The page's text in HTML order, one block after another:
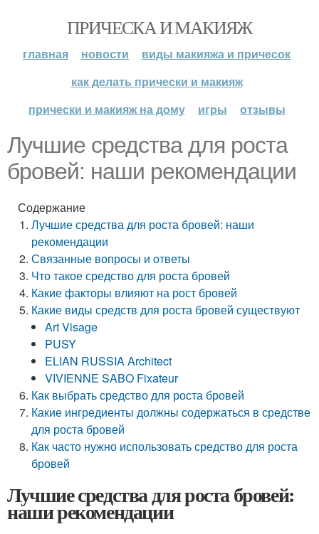
ПРИЧЕСКА И МАКИЯЖ
главная новости
виды макияжа и причесок
как делать прически и макияж
прически и макияж на дому
игры отзывы
Лучшие средства для роста
бровей: наши рекомендации
Содержание
Лучшие средства для роста бровей: наши
рекомендации
Связанные вопросы и ответы
Что такое средство для роста бровей
Какие факторы влияют на рост бровей
Какие виды средств для роста бровей существуют
Art Visage
PUSY
ELIAN RUSSIA Architect
VIVIENNE SABO Fixateur
Как выбрать средство для роста бровей
Какие ингредиенты должны содержаться в средстве
для роста бровей
Как часто нужно использовать средство для роста
бровей
Лучшие средства для роста бровей:
наши рекомендации